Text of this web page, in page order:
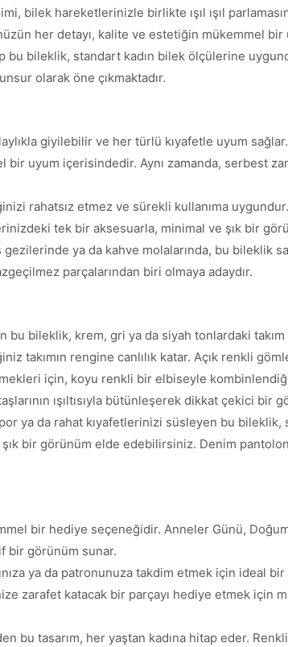
bilek hareketlerinizle birlikte ışıl ışıl
her detayı, kalite ve estetiğin mükemmel bir
bu bileklik, standart kadın bilek ölçülerine
olarak öne çıkmaktadır.
giyilebilir ve her türlü kıyafetle uyum
bir uyum içerisindedir. Aynı zamanda, serbest
rahatsız etmez ve sürekli kullanıma
tek bir aksesuarla, minimal ve şık bir
ya da kahve molalarında, bu bileklik
parçalarından biri olmaya adaydır.
bu bileklik, krem, gri ya da siyah tonlardaki
takımın rengine canlılık katar. Açık renkli
için, koyu renkli bir elbiseyle
ışıltısıyla bütünleşerek dikkat çekici
spor ya da rahat kıyafetlerinizi süsleyen bu
bir görünüm elde edebilirsiniz. Denim
bir hediye seçeneğidir. Anneler Günü,
bir görünüm sunar.
ya da patronunuza takdim etmek için ideal
zarafet katacak bir parçayı hediye etmek için
bu tasarım, her yaştan kadına hitap eder.